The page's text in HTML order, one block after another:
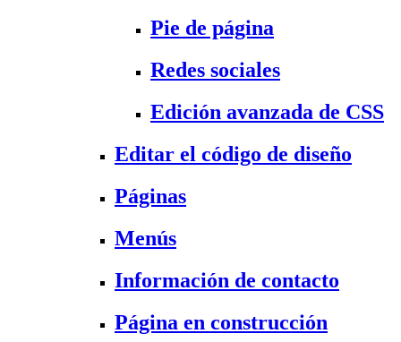
Pie de página
Redes sociales
Edición avanzada de CSS
Editar el código de diseño
Páginas
Menús
Información de contacto
Página en construcción